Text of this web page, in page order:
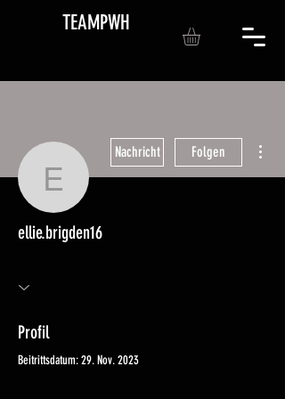
TEAMPWH
ellie.brigden16
Nachricht Folgen
ellie.brigden16
Profil
Beitrittsdatum: 29. Nov. 2023